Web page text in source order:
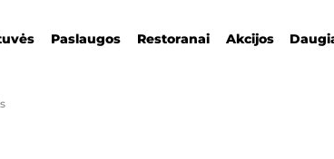
Paslaugos Restoranai Akcijos